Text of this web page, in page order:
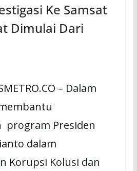
Ke Samsat
Dimulai Dari
– Dalam
program Presiden
dalam
Korupsi Kolusi dan